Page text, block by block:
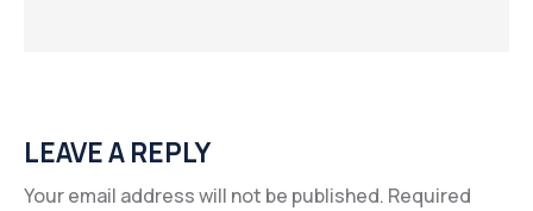
LEAVE A REPLY
Your email address will not be published. Required